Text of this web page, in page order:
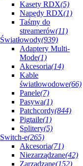
Kasety RDX(5)
Napędy RDX(1)
Taśmy do
streamerów(11)
Światłowody(939)
Adaptery Multi-
Mode(1)
Akcesoria(14)
Kable
światłowodowe(66)
Panele(7)
Pasywa(1)
Patchcordy(844)
Pigtaile(1)
Splitery(5)
Switch-e(265)
Akcesoria(71)
Niezarządzane(42)
Zarządzane(152)